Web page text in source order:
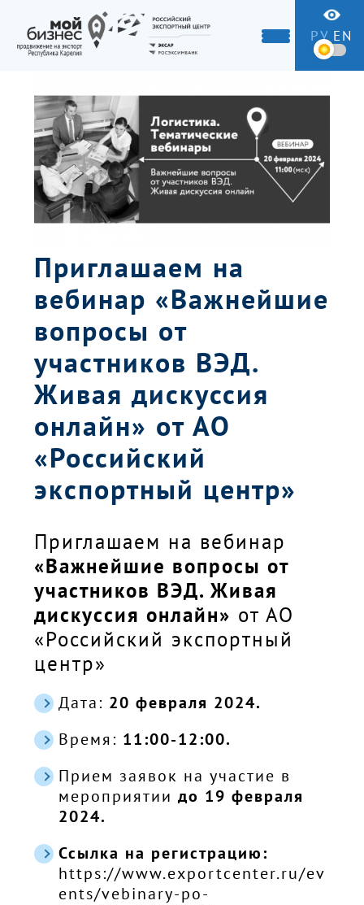
РУ EN
Приглашаем на
вебинар «Важнейшие
вопросы от
участников ВЭД.
Живая дискуссия
онлайн» от АО
«Российский
экспортный центр»
Приглашаем на вебинар
«Важнейшие вопросы от
участников ВЭД. Живая
дискуссия онлайн» от АО
«Российский экспортный
центр»
Дата: 20 февраля 2024.
Время: 11:00-12:00.
Прием заявок на участие в
мероприятии до 19 февраля
2024.
Ссылка на регистрацию:
https://www.exportcenter.ru/ev
ents/vebinary-po-